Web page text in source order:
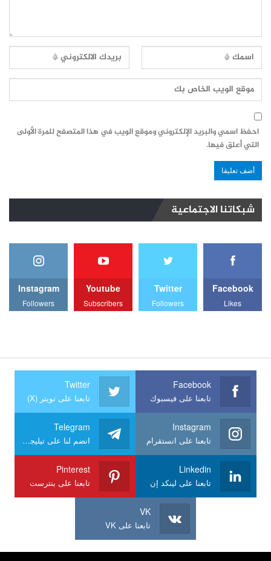
احفظ اسمي والبريد الإلكتروني وموقع الويب في هذا المتصفح للمرة الأولى
التي أعلق فيها.
شبكاتنا الاجتماعية
Facebook
Likes
Twitter
Followers
Youtube
Subscribers
Instagram
Followers
Facebook
تابعنا على فيسبوك
Twitter
تابعنا على تويتر (X)
Instagram
تابعنا على انستقرام
Telegram
انضم لنا على تيليجرام
Linkedin
تابعنا على لينكد إن
Pinterest
تابعنا على بنترست
VK
تابعنا على VK